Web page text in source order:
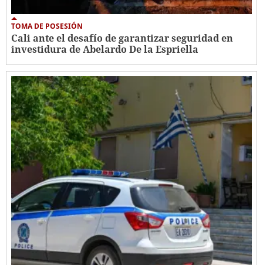
TOMA DE POSESIÓN
Cali ante el desafío de garantizar seguridad en
investidura de Abelardo De la Espriella